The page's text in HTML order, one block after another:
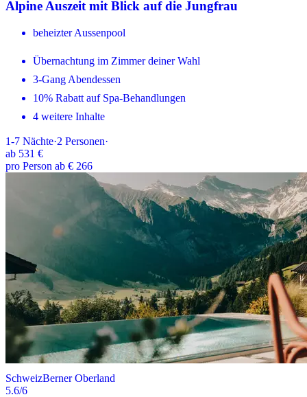
Alpine Auszeit mit Blick auf die Jungfrau
beheizter Aussenpool
Übernachtung im Zimmer deiner Wahl
3-Gang Abendessen
10% Rabatt auf Spa-Behandlungen
4 weitere Inhalte
1-7 Nächte·2 Personen·
ab 531 €
pro Person ab € 266
SchweizBerner Oberland
5.6/6